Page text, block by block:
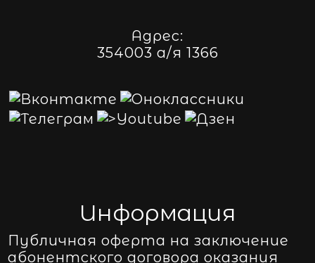
Адрес:
354003 а/я 1366
Информация
Публичная оферта на заключение
абонентского договора оказания